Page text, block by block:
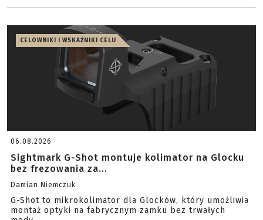
CELOWNIKI I WSKAŹNIKI CELU
06.08.2026
Sightmark G-Shot montuje kolimator na Glocku
bez frezowania za...
Damian Niemczuk
G-Shot to mikrokolimator dla Glocków, który umożliwia
montaż optyki na fabrycznym zamku bez trwałych